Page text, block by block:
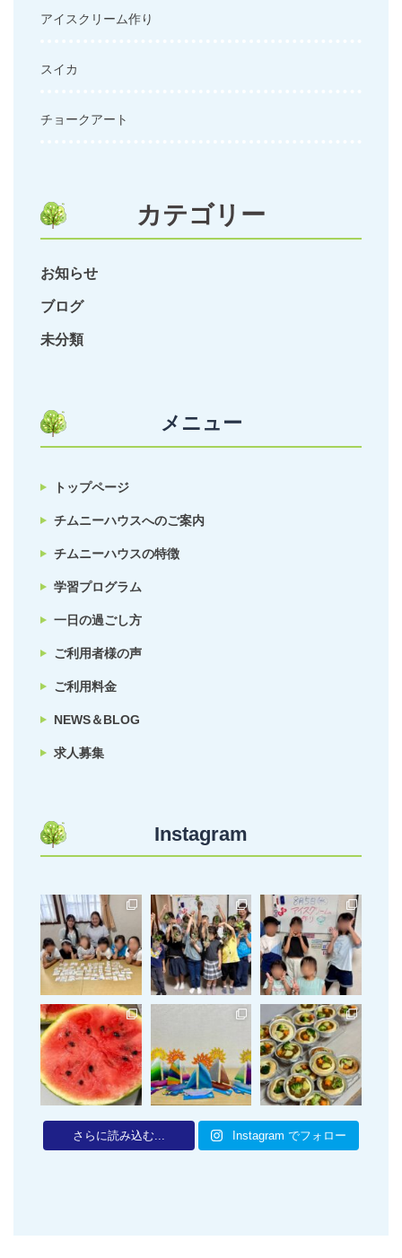
アイスクリーム作り
スイカ
チョークアート
カテゴリー
お知らせ
ブログ
未分類
メニュー
トップページ
チムニーハウスへのご案内
チムニーハウスの特徴
学習プログラム
一日の過ごし方
ご利用者様の声
ご利用料金
NEWS＆BLOG
求人募集
Instagram
さらに読み込む... Instagram でフォロー